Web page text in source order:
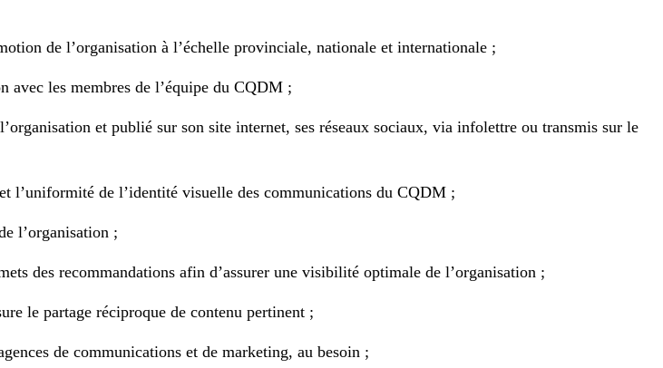
de l’organisation à l’échelle provinciale, nationale et internationale ;
avec les membres de l’équipe du CQDM ;
et publié sur son site internet, ses réseaux sociaux, via infolettre ou transmis sur le
l’uniformité de l’identité visuelle des communications du CQDM ;
l’organisation ;
des recommandations afin d’assurer une visibilité optimale de l’organisation ;
le partage réciproque de contenu pertinent ;
de communications et de marketing, au besoin ;